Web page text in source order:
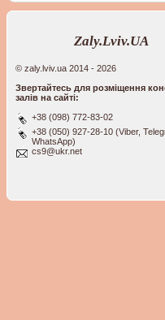
Zaly.Lviv.UA
© zaly.lviv.ua 2014 - 2026
Звертайтесь для розміщення
залів на сайті:
+38 (098) 772-83-02
+38 (050) 927-28-10 (Viber,
WhatsApp)
cs9@ukr.net